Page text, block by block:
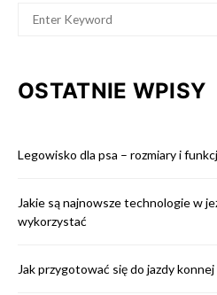
OSTATNIE WPISY
Legowisko dla psa – rozmiary i
Jakie są najnowsze technologie w
wykorzystać
Jak przygotować się do jazdy